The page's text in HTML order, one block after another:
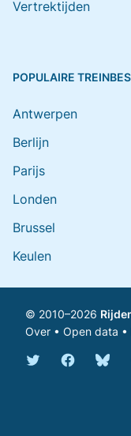
Vertrektijden
POPULAIRE
Antwerpen
Berlijn
Parijs
Londen
Brussel
Keulen
© 2010–2026
Over • Open data •